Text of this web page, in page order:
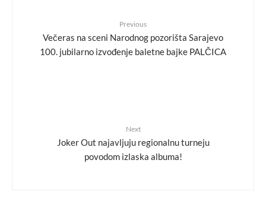
Previous
Večeras na sceni Narodnog pozorišta Sarajevo
100. jubilarno izvođenje baletne bajke PALČICA
Next
Joker Out najavljuju regionalnu turneju
povodom izlaska albuma!